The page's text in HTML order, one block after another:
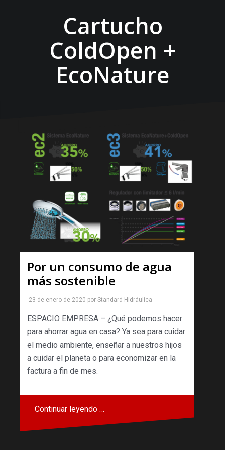
Cartucho
ColdOpen +
EcoNature
Por un consumo de agua
más sostenible
23 de enero de 2020 por Standard Hidráulica
ESPACIO EMPRESA – ¿Qué podemos hacer
para ahorrar agua en casa? Ya sea para cuidar
el medio ambiente, enseñar a nuestros hijos
a cuidar el planeta o para economizar en la
factura a fin de mes.
Continuar leyendo …